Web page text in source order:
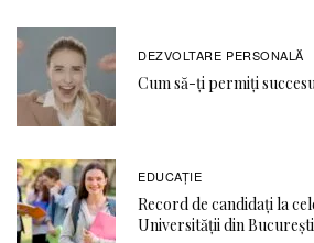
DEZVOLTARE PERSONALĂ
Cum să-ți permiți
EDUCAŢIE
Record de candidați la
Universității din București